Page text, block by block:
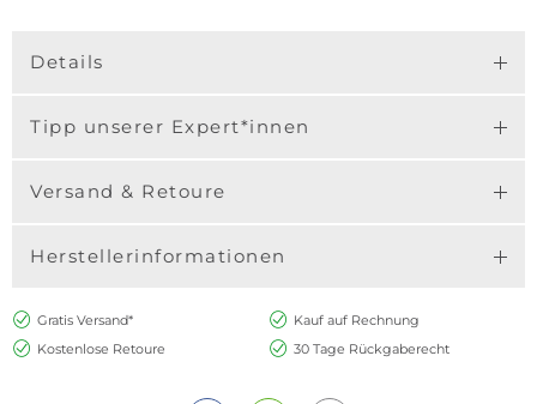
Details
Tipp unserer Expert*innen
Versand & Retoure
Herstellerinformationen
Gratis Versand*
Kauf auf Rechnung
Kostenlose Retoure
30 Tage Rückgaberecht